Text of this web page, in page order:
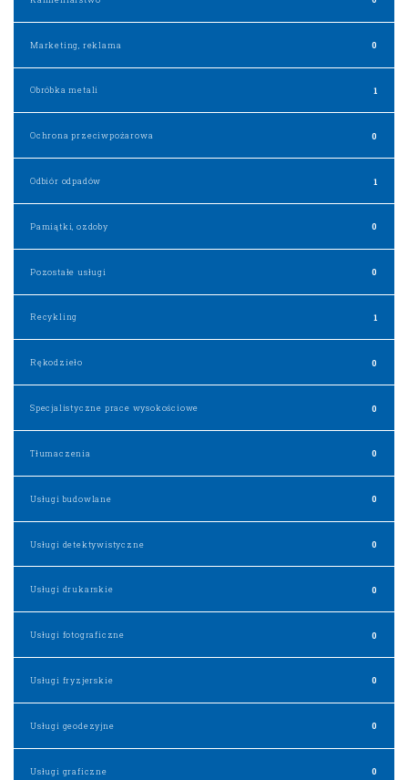
Marketing, reklama 0
Obróbka metali 1
Ochrona przeciwpożarowa 0
Odbiór odpadów 1
Pamiątki, ozdoby 0
Pozostałe usługi 0
Recykling 1
Rękodzieło 0
Specjalistyczne prace wysokościowe 0
Tłumaczenia 0
Usługi budowlane 0
Usługi detektywistyczne 0
Usługi drukarskie 0
Usługi fotograficzne 0
Usługi fryzjerskie 0
Usługi geodezyjne 0
Usługi graficzne 0